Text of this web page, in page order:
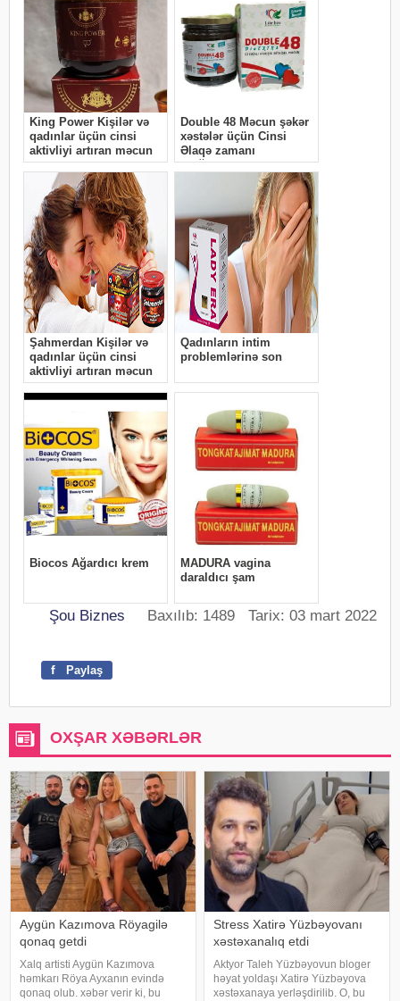
Şou Biznes Baxılıb: 1489 Tarix: 03 mart 2022
f Paylaş
OXŞAR XƏBƏRLƏR
Aygün Kazımova Röyagilə
qonaq getdi
Xalq artisti Aygün Kazımova
həmkarı Röya Ayxanın evində
qonaq olub. xəbər verir ki, bu
Stress Xatirə Yüzbəyovanı
xəstəxanalıq etdi
Aktyor Taleh Yüzbəyovun bloger
həyat yoldaşı Xatirə Yüzbəyova
xəstəxanaya yerləşdirilib. O, bu